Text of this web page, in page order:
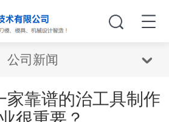
公司新闻
家靠谱的治工具制作